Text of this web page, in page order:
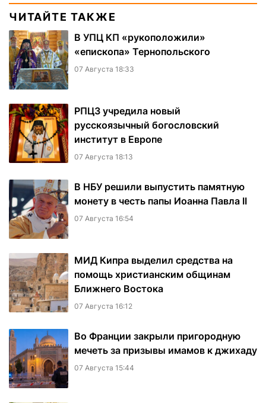
ЧИТАЙТЕ ТАКЖЕ
В УПЦ КП «рукоположили»
«епископа» Тернопольского
07 Августа 18:33
РПЦЗ учредила новый
русскоязычный богословский
институт в Европе
07 Августа 18:13
В НБУ решили выпустить памятную
монету в честь папы Иоанна Павла II
07 Августа 16:54
МИД Кипра выделил средства на
помощь христианским общинам
Ближнего Востока
07 Августа 16:12
Во Франции закрыли пригородную
мечеть за призывы имамов к джихаду
07 Августа 15:44